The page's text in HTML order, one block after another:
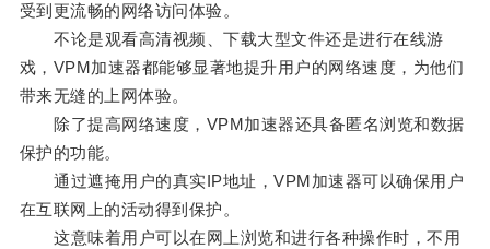
受到更流畅的网络访问体验。
不论是观看高清视频、下载大型文件还是进行在线游
戏，VPM加速器都能够显著地提升用户的网络速度，为他们
带来无缝的上网体验。
除了提高网络速度，VPM加速器还具备匿名浏览和数据
保护的功能。
通过遮掩用户的真实IP地址，VPM加速器可以确保用户
在互联网上的活动得到保护。
这意味着用户可以在网上浏览和进行各种操作时，不用